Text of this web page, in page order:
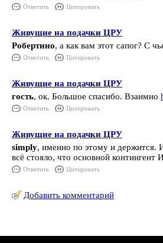
Ответить Цитировать
Живущие на подачки ЦРУ
Робертино, а как вам этот сапог? С
Ответить Цитировать
Живущие на подачки ЦРУ
гость, ок. Большое спасибо. Взаимно
Ответить Цитировать
Живущие на подачки ЦРУ
simply, именно по этому и
всё стояло, что основной контингент
Ответить Цитировать
Добавить комментарий